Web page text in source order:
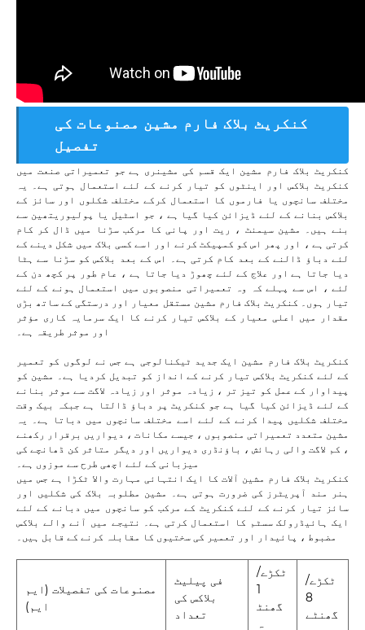
کنکریٹ بلاک فارم مشین مصنوعات کی
تفصیل
کنکریٹ بلاک فارم مشین ایک قسم کی مشینری ہے جو تعمیراتی صنعت میں
کنکریٹ بلاکس اور اینٹوں کو تیار کرنے کے لئے استعمال ہوتی ہے۔ یہ
مختلف سانچوں یا فارموں کا استعمال کرکے مختلف شکلوں اور سائز کے
بلاکس بنانے کے لئے ڈیزائن کیا گیا ہے ، جو اسٹیل یا پولیوریتھین سے
بنے ہیں۔ مشین سیمنٹ ، ریت اور پانی کا مرکب سڑنا میں ڈال کر کام
کرتی ہے ، اور پھر اس کو کمپیکٹ کرنے اور اسے کسی بلاک میں شکل دینے کے
لئے دباؤ ڈالنے کے بعد کام کرتی ہے۔ اس کے بعد بلاکس کو سڑنا سے ہٹا
دیا جاتا ہے اور علاج کے لئے چھوڑ دیا جاتا ہے ، عام طور پر کچھ دن کے
لئے ، اس سے پہلے کہ وہ تعمیراتی منصوبوں میں استعمال ہونے کے لئے
تیار ہوں۔ کنکریٹ بلاک فارم مشین مستقل معیار اور درستگی کے ساتھ بڑی
مقدار میں اعلی معیار کے بلاکس تیار کرنے کا ایک سرمایہ کاری مؤثر
اور موثر طریقہ ہے۔
کنکریٹ بلاک فارم مشین ایک جدید ٹیکنالوجی ہے جس نے لوگوں کو تعمیر
کے لئے کنکریٹ بلاکس تیار کرنے کے انداز کو تبدیل کردیا ہے۔ مشین کو
پیداوار کے عمل کو تیز تر ، زیادہ موثر اور زیادہ لاگت سے موثر بنانے
کے لئے ڈیزائن کیا گیا ہے جو کنکریٹ پر دباؤ ڈالتا ہے جبکہ بیک وقت
مختلف شکلیں پیدا کرنے کے لئے اسے مختلف سانچوں میں دباتا ہے۔ یہ
مشین متعدد تعمیراتی منصوبوں ، جیسے مکانات ، دیواریں برقرار رکھنے
، کم لاگت والی رہائش ، باؤنڈری دیواریں اور دیگر متاثر کن ڈھانچے کی
میزبانی کے لئے اچھی طرح سے موزوں ہے۔
کنکریٹ بلاک فارم مشین آلات کا ایک انتہائی مہارت والا ٹکڑا ہے جس میں
ہنر مند آپریٹرز کی ضرورت ہوتی ہے۔ مشین مطلوبہ بلاک کی شکلیں اور
سائز تیار کرنے کے لئے کنکریٹ کے مرکب کو سانچوں میں دبانے کے لئے
ایک ہائیڈرولک سسٹم کا استعمال کرتی ہے۔ نتیجے میں آنے والے بلاکس
مضبوط ، پائیدار اور تعمیر کی سختیوں کا مقابلہ کرنے کے قابل ہیں۔
مصنوعات کی تفصیلات (ایم
ایم)
فی پیلیٹ
بلاکس کی
تعداد
ٹکڑے/
1
گھنٹ
ہ
ٹکڑے/
8
گھنٹے